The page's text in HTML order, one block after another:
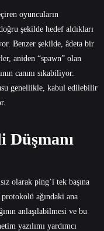
oyuncuların
şekilde hedef aldıkları
Benzer şekilde, âdeta bir
aniden “spawn” olan
canını sıkabiliyor.
genellikle, kabul edilebilir
Düşmanı
olarak ping’i tek başına
ağındaki ana
anlaşılabilmesi ve bu
yazılımı yardımcı